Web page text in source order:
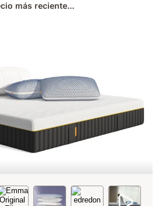
más reciente...